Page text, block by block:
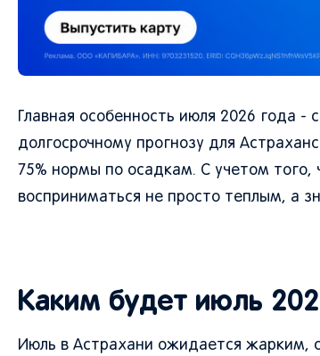
Главная особенность июля 2026 года
долгосрочному прогнозу для
75% нормы по осадкам. С учетом того,
восприниматься не просто теплым, а
Каким будет июль
Июль в Астрахани ожидается жарким,